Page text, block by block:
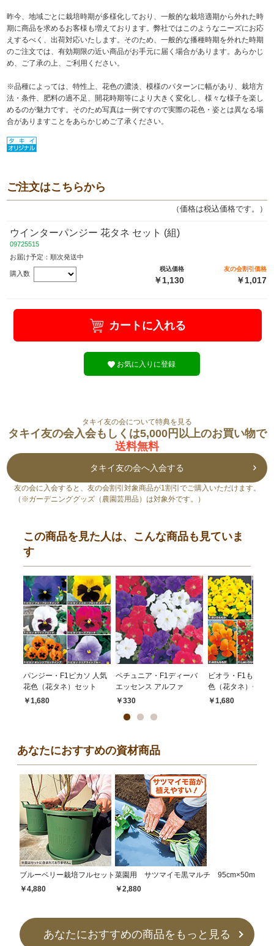
昨今、地域ごとに栽培時期が多様化しており、一般的な栽培適期から外れた時
期に商品を求めるお客様も増えております。弊社ではこのようなニーズにお応
えするべく、出荷対応いたします。そのため、一般的な播種時期を外れた時期
のご注文では、有効期限の近い商品がお手元に届く場合があります。あらかじ
め、ご了承の上、ご利用ください。
※品種によっては、特性上、花色の濃淡、模様のパターンに幅があり、栽培方
法・条件、肥料の過不足、開花時期等により大きく変化し、様々な様子を楽し
めるのが魅力です。そのため写真は一例ですので実際の花色・姿とは異なる場
合がありますことをあらかじめご了承ください。
ご注文はこちらから
（価格は税込価格です。）
ウインターパンジー 花タネ セット (組)
09725515
お届け予定：順次発送中
購入数
税込価格
￥1,130
友の会割引価格
￥1,017
カートに入れる
お気に入りに登録
タキイ友の会について特典を見る
タキイ友の会入会もしくは5,000円以上のお買い物で
送料無料
タキイ友の会へ入会する
友の会に入会すると、友の会割引対象商品が1割引でご購入いただけます。
（※ガーデニンググッズ（農園芸用品）は対象外です。）
この商品を見た人は、こんな商品も見ていま
す
パンジー・F1ピカソ 人気
花色（花タネ）セット
￥1,680
ペチュニア・F1ディーバ
エッセンス アルファ
￥330
ビオラ・F1ももか
色（花タネ）セット
￥1,680
あなたにおすすめの資材商品
ブルーベリー栽培フルセット
￥4,880
菜園用 サツマイモ黒マルチ 95cm×50m
￥2,880
あなたにおすすめの商品をもっと見る